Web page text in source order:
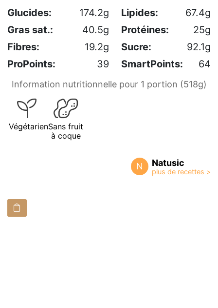
Glucides: 174.2g Lipides:
67.4g
Gras sat.:
40.5g Protéines:
25g
Fibres:
19.2g Sucre:
92.1g
ProPoints:
39 SmartPoints: 64
Information nutritionnelle pour 1 portion (518g)
VégétarienSans fruit
à coque
N Natusic